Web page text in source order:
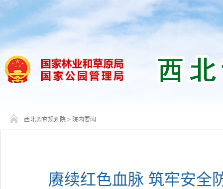
西北调查规划院 > 院内要闻
赓续红色血脉 筑牢安